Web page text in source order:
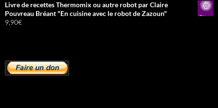
Livre de recettes Thermomix ou autre robot par Claire
Pouvreau Bréant "En cuisine avec le robot de Zazoun"
9,90€